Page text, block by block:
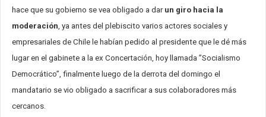
hace que su gobierno se vea obligado a dar un giro hacia la
moderación, ya antes del plebiscito varios actores sociales y
empresariales de Chile le habían pedido al presidente que le dé más
lugar en el gabinete a la ex Concertación, hoy llamada ”Socialismo
Democrático”, finalmente luego de la derrota del domingo el
mandatario se vio obligado a sacrificar a sus colaboradores más
cercanos.